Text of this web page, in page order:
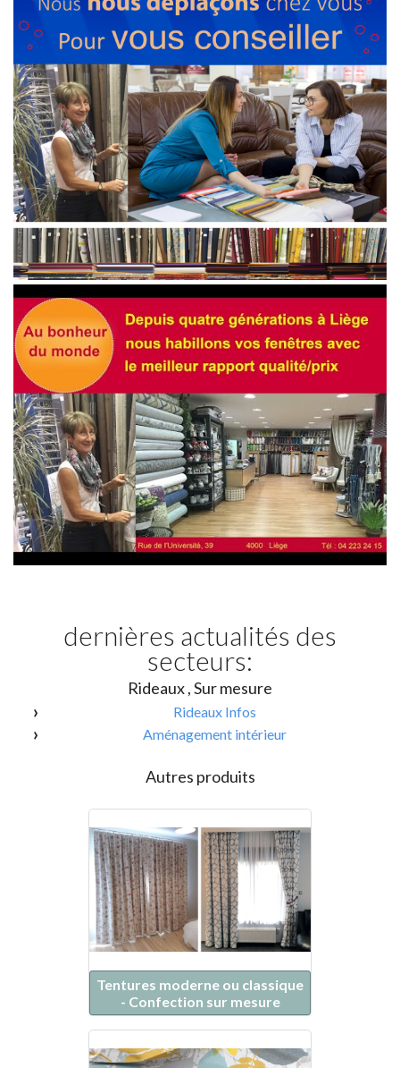
dernières actualités des
secteurs:
Rideaux , Sur mesure
Rideaux Infos
Aménagement intérieur
Autres produits
Tentures moderne ou classique
- Confection sur mesure